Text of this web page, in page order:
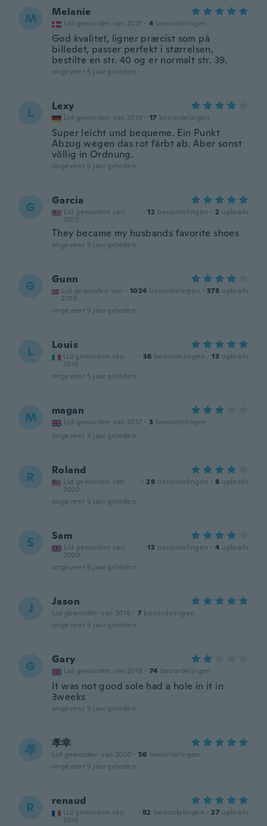
M Melanie
Lid geworden van 2021 · 4 beoordelingen
God kvalitet, ligner præcist som på
billedet, passer perfekt i størrelsen,
bestilte en str. 40 og er normalt str. 39.
ongeveer 5 jaar geleden
L Lexy
Lid geworden van 2019 · 17 beoordelingen
Super leicht und bequeme. Ein Punkt
Abzug wegen das rot färbt ab. Aber sonst
völlig in Ordnung.
ongeveer 5 jaar geleden
G Garcia
Lid geworden van
2015
· 12 beoordelingen · 2 uploads
They became my husbands favorite shoes
ongeveer 5 jaar geleden
G Gunn
Lid geworden van
2016
· 1024 beoordelingen · 378 uploads
ongeveer 5 jaar geleden
L Louis
Lid geworden van
2016
· 36 beoordelingen · 13 uploads
ongeveer 5 jaar geleden
M magan
Lid geworden van 2017 · 3 beoordelingen
ongeveer 5 jaar geleden
R Roland
Lid geworden van
2020
· 28 beoordelingen · 8 uploads
ongeveer 5 jaar geleden
S Sam
Lid geworden van
2020
· 13 beoordelingen · 4 uploads
ongeveer 5 jaar geleden
J Jason
Lid geworden van 2018 · 7 beoordelingen
ongeveer 5 jaar geleden
G Gary
Lid geworden van 2018 · 74 beoordelingen
It was not good sole had a hole in it in
3weeks
ongeveer 5 jaar geleden
孝 孝幸
Lid geworden van 2020 · 56 beoordelingen
ongeveer 5 jaar geleden
R renaud
Lid geworden van
2016
· 82 beoordelingen · 27 uploads